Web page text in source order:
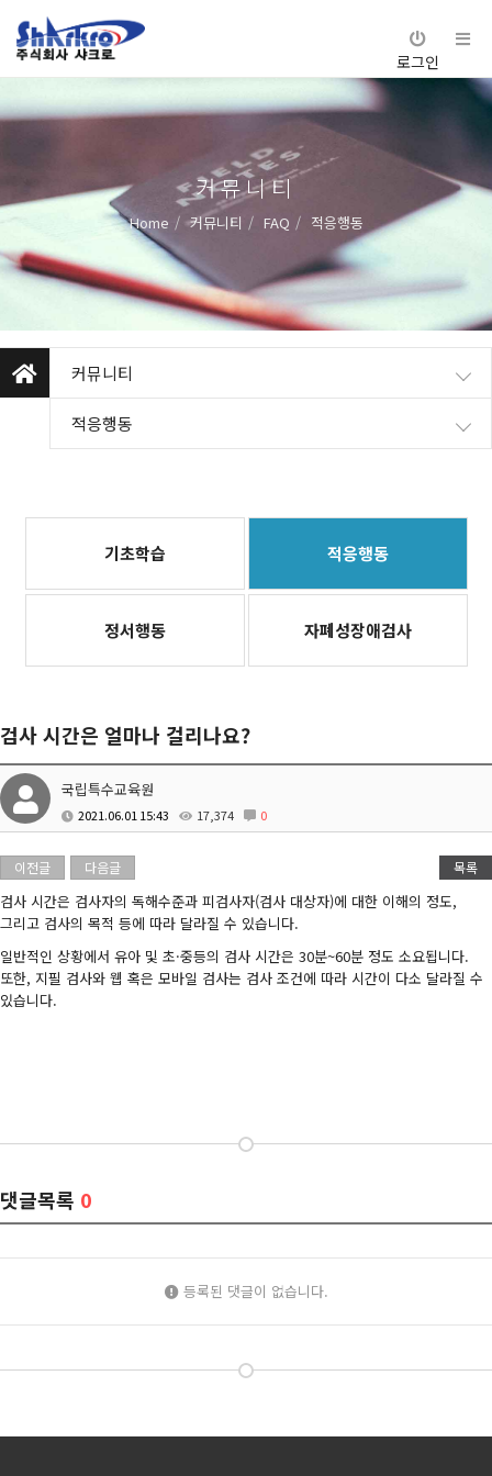
로그인
커뮤니티
Home 커뮤니티 FAQ 적응행동
커뮤니티
적응행동
기초학습 적응행동
정서행동 자폐성장애검사
검사 시간은 얼마나 걸리나요?
국립특수교육원
2021.06.01 15:43 17,374 0
이전글 다음글 목록
검사 시간은 검사자의 독해수준과 피검사자(검사 대상자)에 대한 이해의 정도,
그리고 검사의 목적 등에 따라 달라질 수 있습니다.
일반적인 상황에서 유아 및 초·중등의 검사 시간은 30분~60분 정도 소요됩니다.
또한, 지필 검사와 웹 혹은 모바일 검사는 검사 조건에 따라 시간이 다소 달라질 수
있습니다.
댓글목록 0
등록된 댓글이 없습니다.